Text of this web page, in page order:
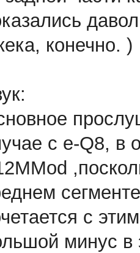
конечно. )
с e-Q8, в
с
минус в